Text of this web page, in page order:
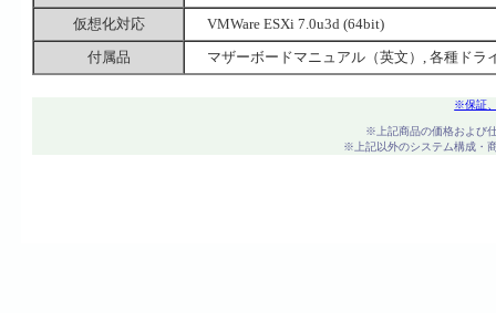
仮想化対応
VMWare ESXi 7.0u3d (64bit)
付属品
マザーボードマニュアル（英文）, 各種ドラ
※保証
※上記商品の価格および
※上記以外のシステム構成・